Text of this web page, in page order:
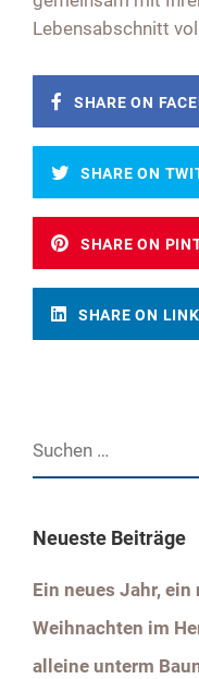
Lebensabschnitt
SHARE ON
SHARE ON
SHARE ON
SHARE ON
Neueste Beiträge
Ein neues Jahr,
Weihnachten im
alleine unterm